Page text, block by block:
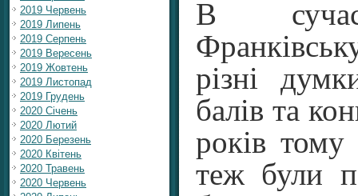
2019 Червень
2019 Липень
2019 Серпень
2019 Вересень
2019 Жовтень
2019 Листопад
2019 Грудень
2020 Січень
2020 Лютий
2020 Березень
2020 Квітень
2020 Травень
2020 Червень
В
різні
балів та
років
теж були